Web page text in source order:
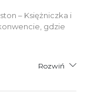
– Księżniczka i
gdzie
Rozwiń